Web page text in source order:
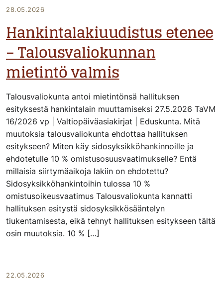
28.05.2026
Hankintalakiuudistus etenee
– Talousvaliokunnan
mietintö valmis
Talousvaliokunta antoi mietintönsä hallituksen
esityksestä hankintalain muuttamiseksi 27.5.2026 TaVM
16/2026 vp | Valtiopäiväasiakirjat | Eduskunta. Mitä
muutoksia talousvaliokunta ehdottaa hallituksen
esitykseen? Miten käy sidosyksikköhankinnoille ja
ehdotetulle 10 % omistusosuusvaatimukselle? Entä
millaisia siirtymäaikoja lakiin on ehdotettu?
Sidosyksikköhankintoihin tulossa 10 %
omistusoikeusvaatimus Talousvaliokunta kannatti
hallituksen esitystä sidosyksikkösääntelyn
tiukentamisesta, eikä tehnyt hallituksen esitykseen tältä
osin muutoksia. 10 % […]
22.05.2026